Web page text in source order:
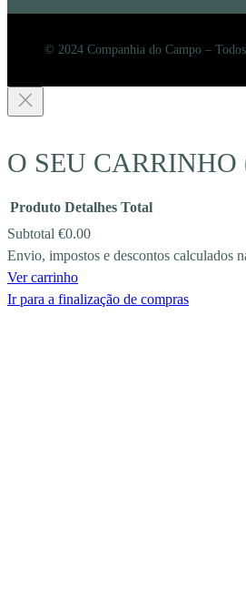
© 2024 Companhia do Campo –
O SEU CARRINHO
PRODUCTS
IN
Produto Detalhes Total
Subtotal €0.00
Envio, impostos e descontos calculados
Ver carrinho
Ir para a finalização de compras